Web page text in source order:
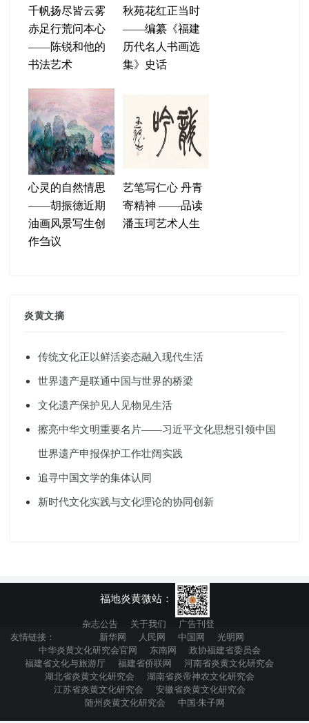
千帆扬尽皆云雾
赤足行荒问本心
——陈锐和他的
书法艺术
秋苑花红正当时
——编纂《福建
历代名人书画选
集》史话
心灵的自然情思
——胡振德近期
油画风景写生创
作刍议
艺笔写仁心 丹青
寄精神 ——品读
潘玉珂艺术人生
炎黄文摘
传统文化正以鲜活姿态融入现代生活
世界遗产是联通中国与世界的桥梁
文化遗产保护见人见物见生活
擦亮中华文明重要名片——习近平文化思想引领中国
世界遗产申报保护工作壮阔实践
追寻中国文学的集体认同
新时代文化实践与文化理论的协同创新
福地炎黄微站：
杂志公告 关于我们
广告刊登
友情链接：
新华网 人民网 中国网
光明网
中华炎黄文化研究会官网
东南网
政协福建省委员会
福建省文化与旅游厅
福建省侨联网
河南省炎黄文化研究会
湖北省炎黄文化研究会
湖南省炎帝神农文化研究会
江苏省炎黄文化研究会
安徽省炎黄文化研究会
随州炎黄文化研究会
中国·朱子网